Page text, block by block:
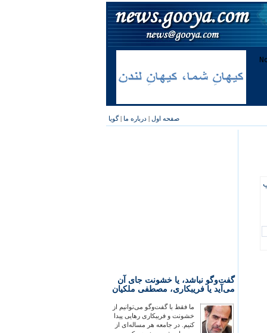
صفحه اول | درباره ما |گویا
گفت‌وگو نباشد، یا خشونت جای آن
می‌آید یا فریبکاری، مصطفی ملکیان
ما فقط با گفت‌وگو می‌توانیم از
خشونت و فریبکاری رهایی پیدا
کنیم. در جامعه هر مساله‌ای از